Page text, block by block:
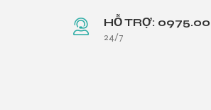
HỖ TRỢ:
24/7